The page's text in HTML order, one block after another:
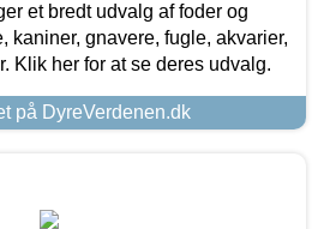
et bredt udvalg af foder og
kaniner, gnavere, fugle, akvarier,
Klik her for at se deres udvalg.
på DyreVerdenen.dk